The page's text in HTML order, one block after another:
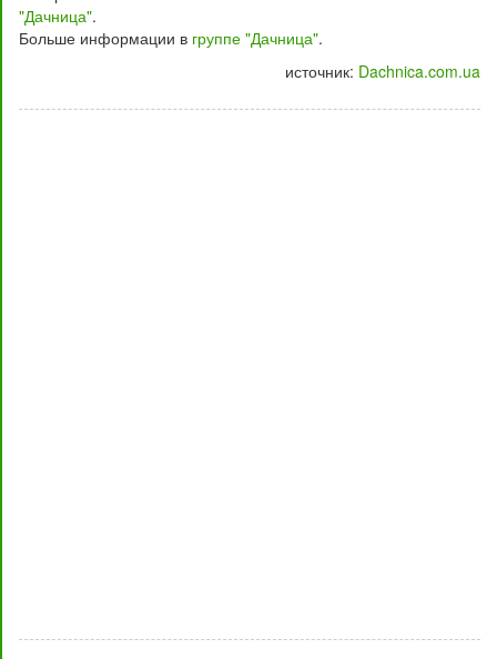
"Дачница".
Больше информации в группе "Дачница".
источник: Dachnica.com.ua